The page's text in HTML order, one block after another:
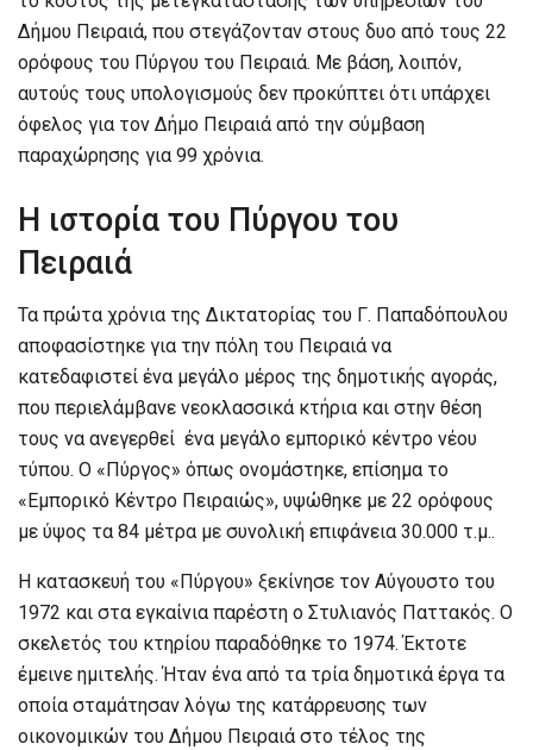
Δήμου Πειραιά, που στεγάζονταν στους δυο από τους 22
ορόφους του Πύργου του Πειραιά. Με βάση, λοιπόν,
αυτούς τους υπολογισμούς δεν προκύπτει ότι υπάρχει
όφελος για τον Δήμο Πειραιά από την σύμβαση
παραχώρησης για 99 χρόνια.
Η ιστορία του Πύργου του
Πειραιά
Τα πρώτα χρόνια της Δικτατορίας του Γ. Παπαδόπουλου
αποφασίστηκε για την πόλη του Πειραιά να
κατεδαφιστεί ένα μεγάλο μέρος της δημοτικής αγοράς,
που περιελάμβανε νεοκλασσικά κτήρια και στην θέση
τους να ανεγερθεί ένα μεγάλο εμπορικό κέντρο νέου
τύπου. Ο «Πύργος» όπως ονομάστηκε, επίσημα το
«Εμπορικό Κέντρο Πειραιώς», υψώθηκε με 22 ορόφους
με ύψος τα 84 μέτρα με συνολική επιφάνεια 30.000 τ.μ..
Η κατασκευή του «Πύργου» ξεκίνησε τον Αύγουστο του
1972 και στα εγκαίνια παρέστη ο Στυλιανός Παττακός. Ο
σκελετός του κτηρίου παραδόθηκε το 1974. Έκτοτε
έμεινε ημιτελής. Ήταν ένα από τα τρία δημοτικά έργα τα
οποία σταμάτησαν λόγω της κατάρρευσης των
οικονομικών του Δήμου Πειραιά στο τέλος της